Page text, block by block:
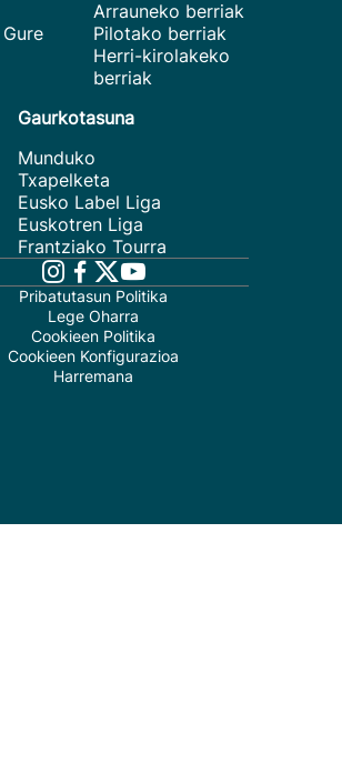
Arrauneko berriak
Pilotako berriak
Herri-kirolakeko
berriak
Gaurkotasuna
Munduko
Txapelketa
Eusko Label Liga
Euskotren Liga
Frantziako Tourra
Pribatutasun Politika
Lege Oharra
Cookieen Politika
Cookieen Konfigurazioa
Harremana